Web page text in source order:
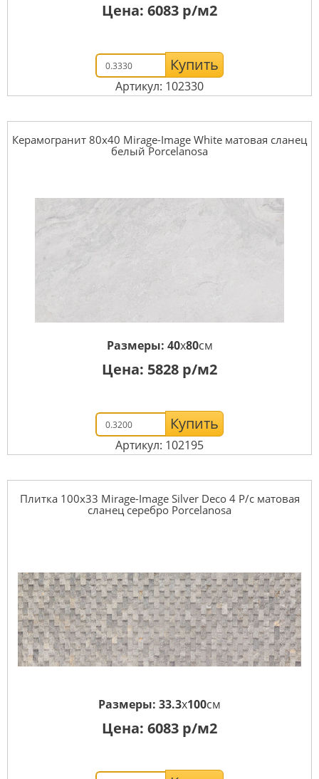
Цена: 6083 р/м2
Купить
Артикул: 102330
Керамогранит 80x40 Mirage-Image White матовая сланец
белый Porcelanosa
Размеры: 40x80см
Цена: 5828 р/м2
Купить
Артикул: 102195
Плитка 100x33 Mirage-Image Silver Deco 4 P/c матовая
сланец серебро Porcelanosa
Размеры: 33.3x100см
Цена: 6083 р/м2